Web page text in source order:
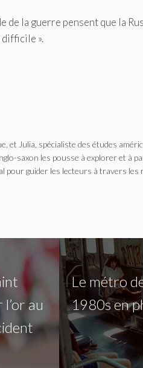
de la guerre pensent que la
».
et Julia, spécialiste des études
saxon les pousse à explorer et à
pour guider les lecteurs à travers
au
Le métro
1980s en